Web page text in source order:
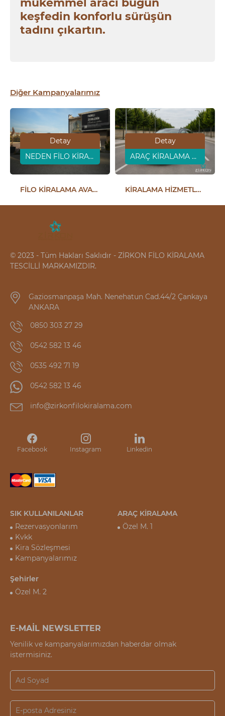
keşfedin konforlu sürüşün
tadını çıkartın.
Diğer Kampanyalarımız
Detay
NEDEN FİLO KİRALAMA ?
FİLO KİRALAMA AVANTAJLARI
Detay
ARAÇ KİRALAMA AVANTAJLARI
KİRALAMA HİZMETLERİ
© 2023 - Tüm Hakları Saklıdır - ZİRKON FİLO KİRALAMA
TESCİLLİ MARKAMIZDIR.
Gaziosmanpaşa Mah. Nenehatun Cad.44/2 Çankaya
ANKARA
0850 303 27 29
0542 582 13 46
0535 492 71 19
0542 582 13 46
info@zirkonfilokiralama.com
Facebook Instagram Linkedin
SIK KULLANILANLAR
Rezervasyonlarım
Kvkk
Kira Sözleşmesi
Kampanyalarımız
ARAÇ KİRALAMA
Özel M. 1
Şehirler
Özel M. 2
E-MAİL NEWSLETTER
Yenilik ve kampanyalarımızdan haberdar olmak
istermisiniz.